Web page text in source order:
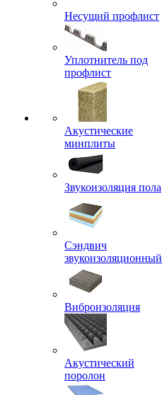
Несущий профлист
Уплотнитель под
профлист
Акустические
минплиты
Звукоизоляция пола
Сэндвич
звукоизоляционный
Виброизоляция
Акустический
поролон